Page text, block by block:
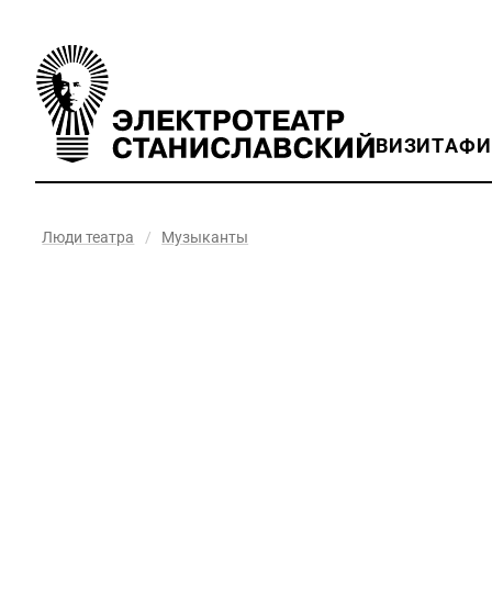
ВИЗИТ
Люди театра / Музыканты